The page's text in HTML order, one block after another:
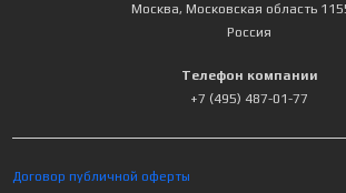
Москва, Московская область
Россия
Телефон компании
+7 (495) 487-01-77
Договор публичной оферты